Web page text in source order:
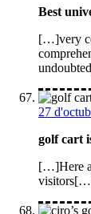
Best
[…]very
27
golf cart
[…]Here